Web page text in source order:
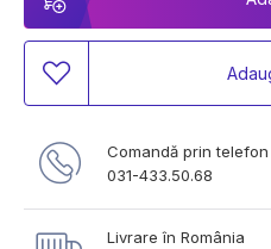
Comandă prin telefon
031-433.50.68
Livrare în România